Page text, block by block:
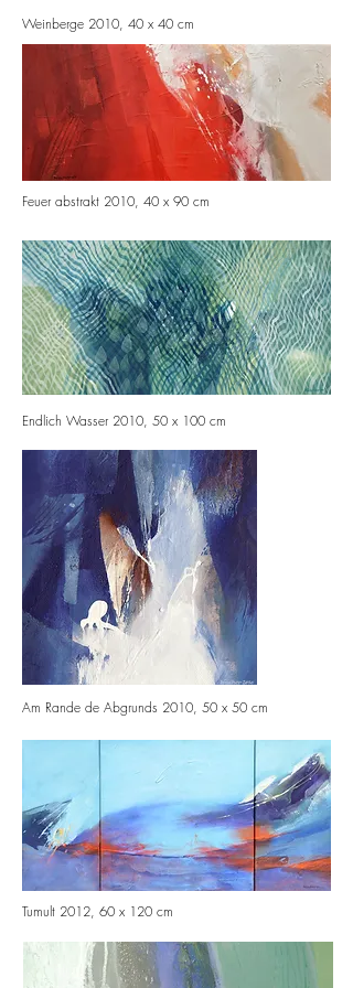
Weinberge 2010, 40 x 40 cm
Feuer abstrakt 2010, 40 x 90 cm
Endlich Wasser 2010, 50 x 100 cm
Am Rande de Abgrunds 2010, 50 x 50 cm
Tumult 2012, 60 x 120 cm